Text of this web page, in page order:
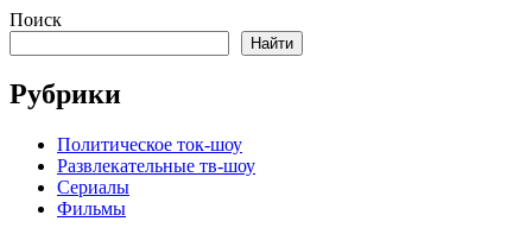
Поиск
Найти
Рубрики
Политическое ток-шоу
Развлекательные тв-шоу
Сериалы
Фильмы